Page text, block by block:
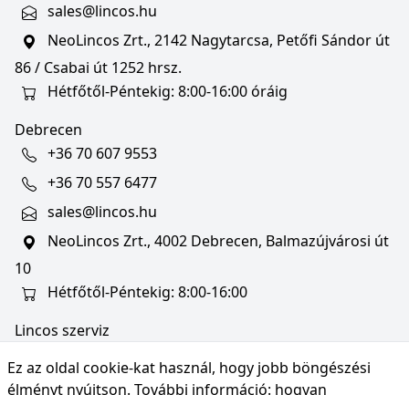
Ez az oldal cookie-kat használ, hogy jobb böngészési
élményt nyújtson. További információ: hogyan
sales@lincos.hu
NeoLincos Zrt., 2142 Nagytarcsa, Petőfi Sándor út
86 / Csabai út 1252 hrsz.
Hétfőtől-Péntekig: 8:00-16:00 óráig
Debrecen
+36 70 607 9553
+36 70 557 6477
sales@lincos.hu
NeoLincos Zrt., 4002 Debrecen, Balmazújvárosi út
10
Hétfőtől-Péntekig: 8:00-16:00
Lincos szerviz
NeoLincos Zrt., 4002 Debrecen, Balmazújvárosi út